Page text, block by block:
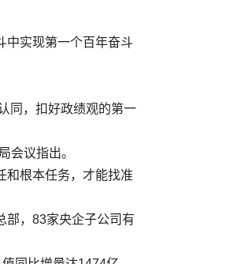
中实现第一个百年奋斗
同，扣好政绩观的第一
会议指出。
和根本任务，才能找准
部，83家央企子公司有